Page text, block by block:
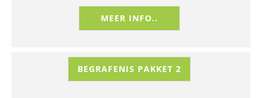
MEER INFO..
BEGRAFENIS PAKKET 2